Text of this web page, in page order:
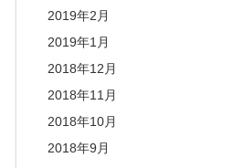
2019年2月
2019年1月
2018年12月
2018年11月
2018年10月
2018年9月